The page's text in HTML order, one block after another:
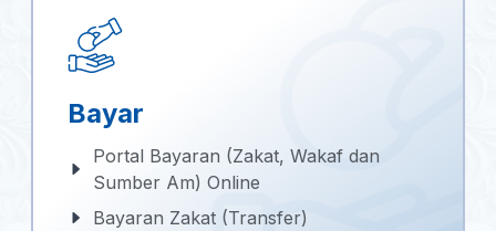
Bayar
Portal Bayaran (Zakat, Wakaf dan
Sumber Am) Online
Bayaran Zakat (Transfer)